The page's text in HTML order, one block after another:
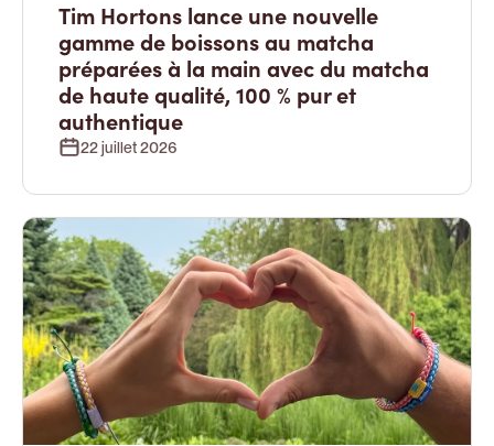
Tim Hortons lance une nouvelle
gamme de boissons au matcha
préparées à la main avec du matcha
de haute qualité, 100 % pur et
authentique
22 juillet 2026